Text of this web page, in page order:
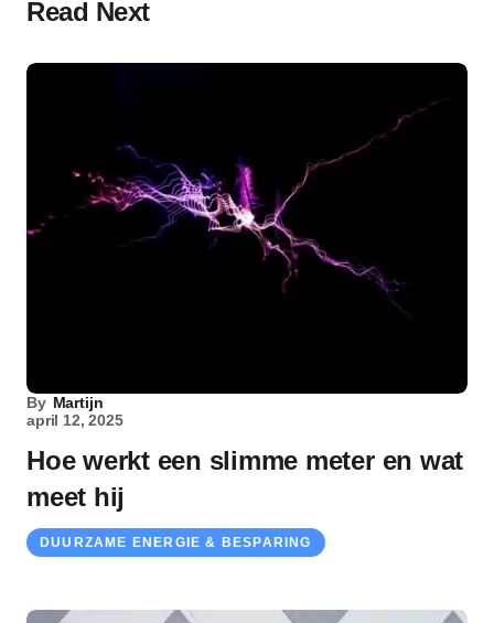
Read Next
By Martijn
april 12, 2025
Hoe werkt een slimme meter en wat
meet hij
DUURZAME ENERGIE & BESPARING